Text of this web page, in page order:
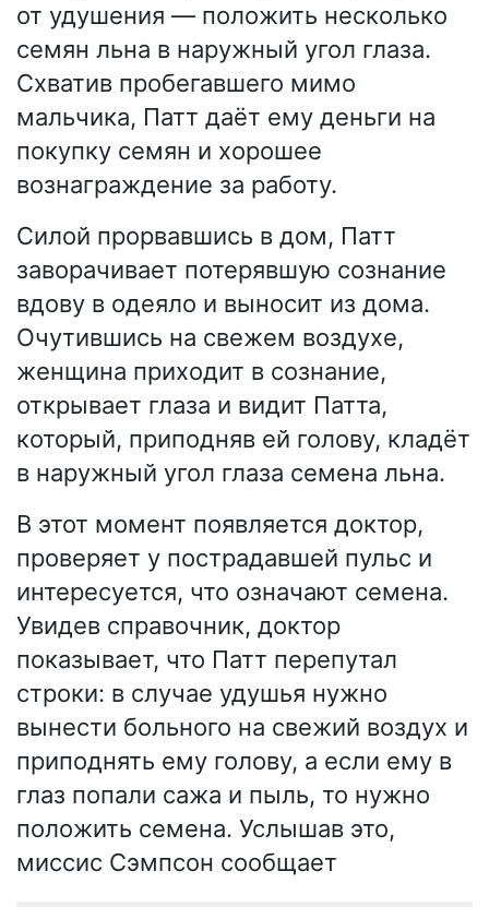
от удушения — положить несколько
семян льна в наружный угол глаза.
Схватив пробегавшего мимо
мальчика, Патт даёт ему деньги на
покупку семян и хорошее
вознаграждение за работу.
Силой прорвавшись в дом, Патт
заворачивает потерявшую сознание
вдову в одеяло и выносит из дома.
Очутившись на свежем воздухе,
женщина приходит в сознание,
открывает глаза и видит Патта,
который, приподняв ей голову, кладёт
в наружный угол глаза семена льна.
В этот момент появляется доктор,
проверяет у пострадавшей пульс и
интересуется, что означают семена.
Увидев справочник, доктор
показывает, что Патт перепутал
строки: в случае удушья нужно
вынести больного на свежий воздух и
приподнять ему голову, а если ему в
глаз попали сажа и пыль, то нужно
положить семена. Услышав это,
миссис Сэмпсон сообщает